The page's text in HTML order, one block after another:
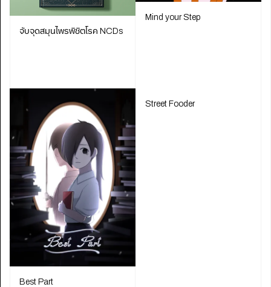
จับจุดสมุนไพรพิชิตโรค NCDs
Mind your Step
Best Part
Street Fooder